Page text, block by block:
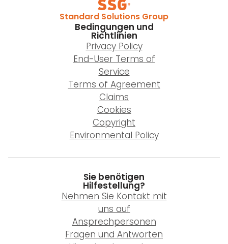
Standard Solutions Group
Bedingungen und
Richtlinien
Privacy Policy
End-User Terms of
Service
Terms of Agreement
Claims
Cookies
Copyright
Environmental Policy
Sie benötigen
Hilfestellung?
Nehmen Sie Kontakt mit
uns auf
Ansprechpersonen
Fragen und Antworten